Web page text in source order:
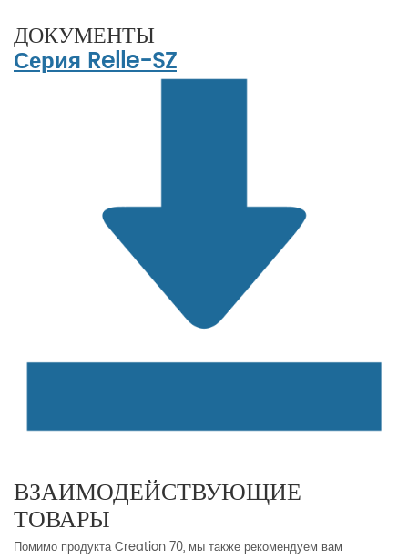
ДОКУМЕНТЫ
Серия Relle-SZ
ВЗАИМОДЕЙСТВУЮЩИЕ
ТОВАРЫ
Помимо продукта Creation 70, мы также рекомендуем вам